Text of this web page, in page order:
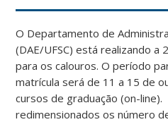
O Departamento de
(DAE/UFSC) está realizando a
para os calouros. O período
matrícula será de 11 a 15 de
cursos de graduação (on-
redimensionados os número